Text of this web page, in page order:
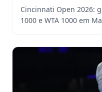
Cincinnati Open 2026:
1000 e WTA 1000 em